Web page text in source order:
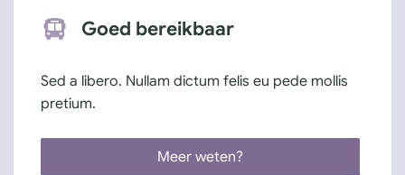
Goed bereikbaar
Sed a libero. Nullam dictum felis eu pede mollis
pretium.
Meer weten?